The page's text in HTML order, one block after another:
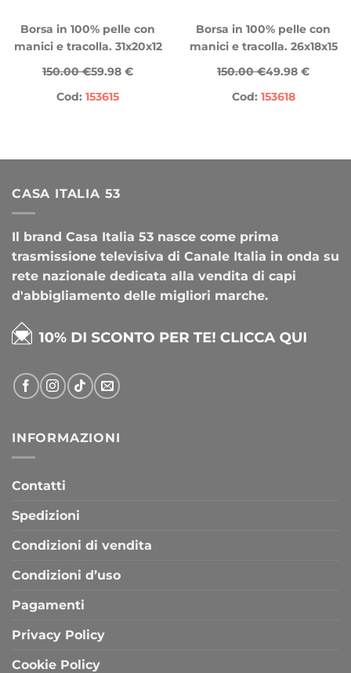
Borsa in 100% pelle con
manici e tracolla. 31x20x12
150.00 €59.98 €
Cod: 153615
Borsa in 100% pelle con
manici e tracolla. 26x18x15
150.00 €49.98 €
Cod: 153618
CASA ITALIA 53
Il brand Casa Italia 53 nasce come prima
trasmissione televisiva di Canale Italia in onda su
rete nazionale dedicata alla vendita di capi
d'abbigliamento delle migliori marche.
INFORMAZIONI
Contatti
Spedizioni
Condizioni di vendita
Condizioni d’uso
Pagamenti
Privacy Policy
Cookie Policy